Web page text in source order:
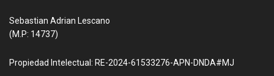
Sebastian Adrian Lescano
(M.P: 14737)
Propiedad Intelectual: RE-2024-61533276-APN-DNDA#MJ